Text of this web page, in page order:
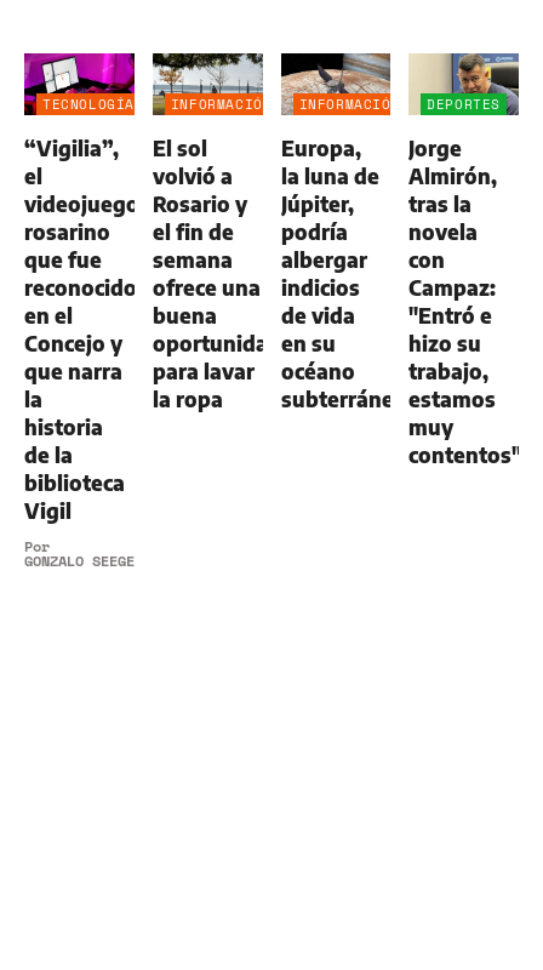
TECNOLOGÍA
“Vigilia”,
el
videojuego
rosarino
que fue
reconocido
en el
Concejo y
que narra
la
historia
de la
biblioteca
Vigil
Por
GONZALO SEEGER
INFORMACIÓN
El sol
volvió a
Rosario y
el fin de
semana
ofrece una
buena
oportunidad
para lavar
la ropa
INFORMACIÓN
Europa,
la luna de
Júpiter,
podría
albergar
indicios
de vida
en su
océano
subterráneo
DEPORTES
Jorge
Almirón,
tras la
novela
con
Campaz:
"Entró e
hizo su
trabajo,
estamos
muy
contentos"